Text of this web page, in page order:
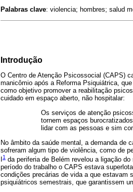
Palabras clave: violencia; hombres; salud
Introdução
O Centro de Atenção Psicossocial (CAPS)
manicômio após a Reforma Psiquiátrica,
como objetivo promover a reabilitação
cuidado em espaço aberto, não hospitalar:
Os serviços de atenção
tornem espaços
lidar com as pessoas e sim
No âmbito da saúde mental, a demanda de
sofreram algum tipo de violência, como de
1 da periferia de Belém revelou a ligação
período do trabalho o CAPS estava
condições precárias de vida a que estavam
psiquiátricos semestrais, que garantissem